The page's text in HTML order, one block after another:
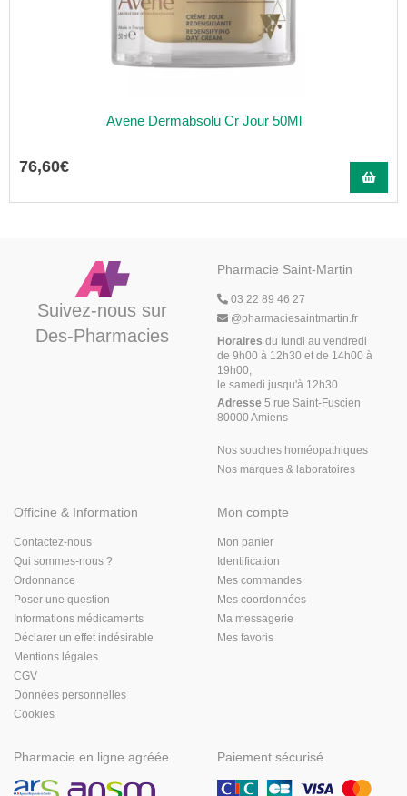
Avene Dermabsolu Cr Jour 50Ml
76,60€
Suivez-nous sur
Des-Pharmacies
Pharmacie Saint-Martin
03 22 89 46 27
@pharmaciesaintmartin.fr
Horaires du lundi au vendredi
de 9h00 à 12h30 et de 14h00 à
19h00,
le samedi jusqu'à 12h30
Adresse 5 rue Saint-Fuscien
80000 Amiens
Nos souches homéopathiques
Nos marques & laboratoires
Officine & Information
Contactez-nous
Qui sommes-nous ?
Ordonnance
Poser une question
Informations médicaments
Déclarer un effet indésirable
Mentions légales
CGV
Données personnelles
Cookies
Mon compte
Mon panier
Identification
Mes commandes
Mes coordonnées
Ma messagerie
Mes favoris
Pharmacie en ligne agréée Paiement sécurisé